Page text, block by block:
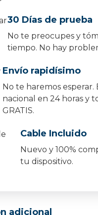
30 Días de prueba
No te preocupes y
tiempo. No hay
Envío rapidísimo
No te haremos esperar.
nacional en 24 horas y
GRATIS.
Cable Incluido
Nuevo y 100%
tu dispositivo.
adicional